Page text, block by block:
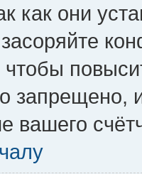
как они
чтобы
запрещено,
вашего